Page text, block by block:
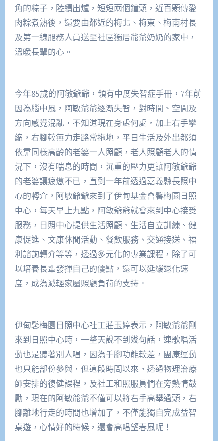
角的粽子，陸續出爐，短短兩個鐘頭，近百顆傳愛
肉粽煮熟後，還要由鄰近的梅北、梅東、梅南村長
及第一線服務人員送至社區獨居爺爺奶奶的家中，
溫暖長輩的心。
今年85歲的阿敏爺爺，領有中度失智症手冊，7年前
因為腦中風，阿敏爺爺逐漸失智，對時間、空間及
方向感覺混亂，不知道現在身處何處，加上右手攣
縮，右腳較無力走路常拖地，平日生活及外出都須
依靠同樣高齡的老婆一人照顧，老人照顧老人的情
況下，沒有喘息的時間，沉重的壓力更讓阿敏爺爺
的老婆讓疲憊不已，直到一年前透過嘉義縣長照中
心的轉介，阿敏爺爺來到了伊甸基金會馨梅園日照
中心，每天早上九點，阿敏爺爺就會來到中心接受
服務，日照中心提供生活照顧、生活自立訓練、健
康促進、文康休閒活動、餐飲服務、交通接送、福
利諮詢轉介等等，透過多元化的專業課程，除了可
以培養長輩發揮自己的優點，還可以延緩退化速
度，成為減輕家屬照顧負荷的支持。
伊甸馨梅園日照中心社工莊玉婷表示，阿敏爺爺剛
來到日照中心時，一整天說不到幾句話，連歌唱活
動也是聽著別人唱，因為手腳功能較差，團康運動
也只能部份參與，但這段時間以來，透過物理治療
師安排的復健課程，及社工和照服員們在旁熱情鼓
勵，現在的阿敏爺爺不僅可以將右手高舉過頭，右
腳離地行走的時間也增加了，不僅能獨自完成益智
桌遊，心情好的時候，還會高唱望春風呢！